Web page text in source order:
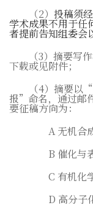
（2） 投稿须
学术成果不用于任
者提前告知组委会
（3）摘要写
下载或见附件；
（4）摘要以
报”命名， 通过邮
要征稿方向为：
A无机合
B 催化与
C 有机化
D 高分子